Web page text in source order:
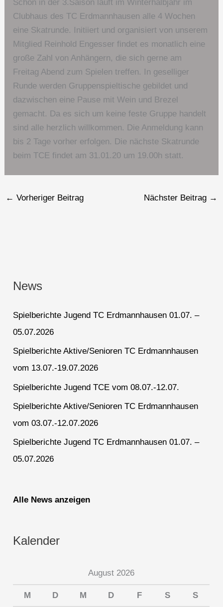
Schon in der 3.Saison läuft im Winterhalbjahr im
Clubhaus des TC Erdmannhausen alle 4 Wochen
eine Skatrunde. Initiiert und organisiert von unserem
Mitglied Reinhold Engesser findet es monatlich eine
große Zahl von Anhängern, die sich gerne am
Freitag Abend zum Spielen treffen. In geselliger
Runde werden Gruppenspieltische gebildet und
dazwischen eine Pause mit Wein und Brezel
gemacht. Da es sich um keine feste Gruppe handelt
sind alle herzlich willkommen. Die Anmeldung kann
bis 2 Tage vorher erfolgen. Die nächste Skatrunde
beim TCE findet am 31.01.20 um 19.00h statt.
← Vorheriger Beitrag Nächster Beitrag →
News
Spielberichte Jugend TC Erdmannhausen 01.07. –
05.07.2026
Spielberichte Aktive/Senioren TC Erdmannhausen
vom 13.07.-19.07.2026
Spielberichte Jugend TCE vom 08.07.-12.07.
Spielberichte Aktive/Senioren TC Erdmannhausen
vom 03.07.-12.07.2026
Spielberichte Jugend TC Erdmannhausen 01.07. –
05.07.2026
Alle News anzeigen
Kalender
August 2026
M D M D F S S